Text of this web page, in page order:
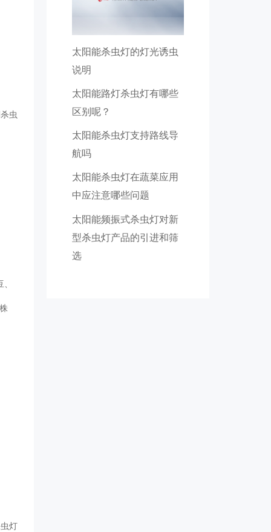
虫
灯
太阳能杀虫灯的灯光诱虫
说明
太阳能路灯杀虫灯有哪些
区别呢？
太阳能杀虫灯支持路线导
航吗
太阳能杀虫灯在蔬菜应用
中应注意哪些问题
太阳能频振式杀虫灯对新
型杀虫灯产品的引进和筛
选